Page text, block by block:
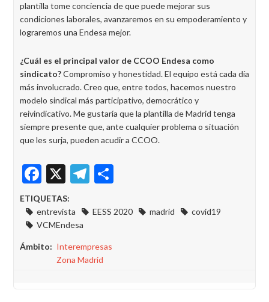
plantilla tome conciencia de que puede mejorar sus
condiciones laborales, avanzaremos en su empoderamiento y
lograremos una Endesa mejor.
¿Cuál es el principal valor de CCOO Endesa como
sindicato?Compromiso y honestidad. El equipo está cada día
más involucrado. Creo que, entre todos, hacemos nuestro
modelo sindical más participativo, democrático y
reivindicativo. Me gustaría que la plantilla de Madrid tenga
siempre presente que, ante cualquier problema o situación
que les surja, pueden acudir a CCOO.
Facebook
X Telegram
ETIQUETAS:
entrevista
EESS 2020 madrid
covid19
VCMEndesa
Ámbito
Interempresas
Zona Madrid